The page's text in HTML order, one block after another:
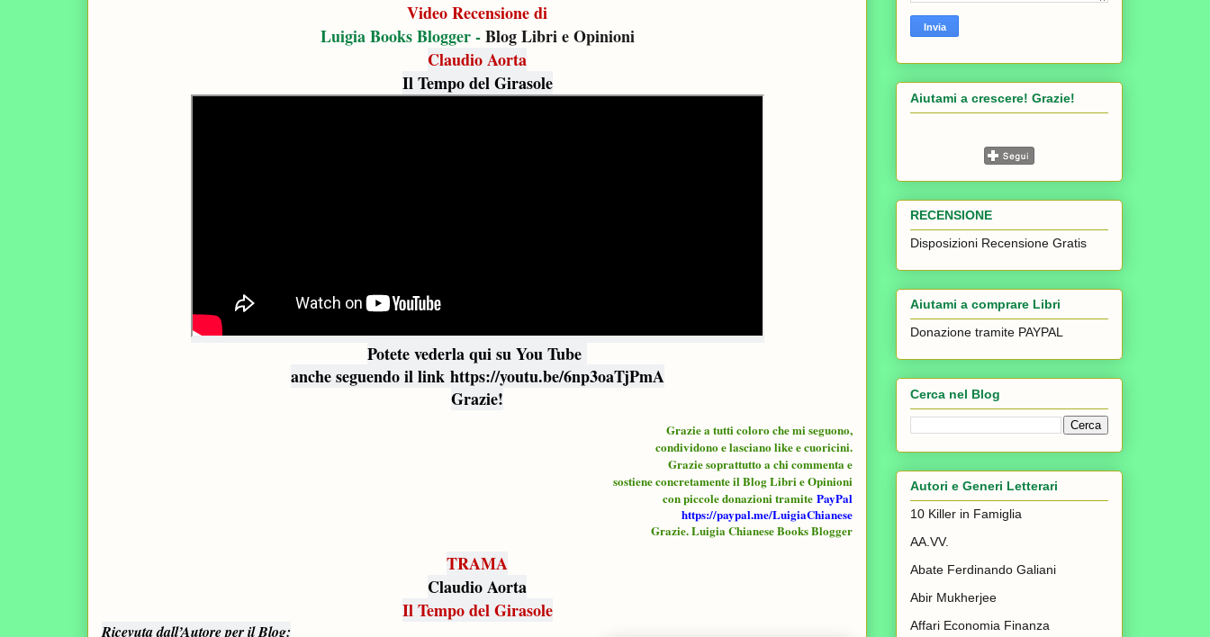
Video Recensione di
Luigia Books Blogger -Blog Libri e Opinioni
Claudio Aorta
Il Tempo del Girasole
Potete vederla qui su You Tube
anche seguendo il link https://youtu.be/6np3oaTjPmA
Grazie!
Grazie a tutti coloro che mi seguono,
condividono e lasciano like e cuoricini.
Grazie soprattutto a chi commenta e
sostiene concretamente il Blog Libri e Opinioni
con piccole donazioni tramite PayPal
https://paypal.me/LuigiaChianese
Grazie. Luigia Chianese Books Blogger
TRAMA
Claudio Aorta
Il Tempo del Girasole
Ricevuta dall’Autore per il Blog:
Aiutami a crescere! Grazie!
RECENSIONE
Disposizioni Recensione Gratis
Aiutami a comprare Libri
Donazione tramite PAYPAL
Cerca nel Blog
Autori e Generi Letterari
10 Killer in Famiglia
AA.VV.
Abate Ferdinando Galiani
Abir Mukherjee
Affari Economia Finanza